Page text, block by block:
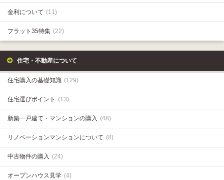
金利について (11)
フラット35特集 (22)
住宅・不動産について
住宅購入の基礎知識 (129)
住宅選びポイント (13)
新築一戸建て・マンションの購入 (48)
リノベーションマンションについて (8)
中古物件の購入 (24)
オープンハウス見学 (4)